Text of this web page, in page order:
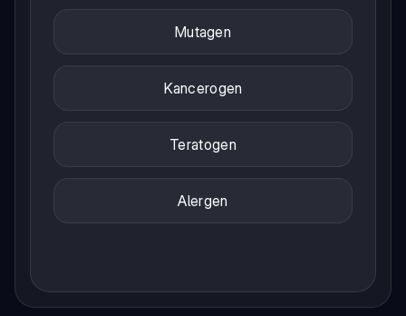
Mutagen
Kancerogen
Teratogen
Alergen